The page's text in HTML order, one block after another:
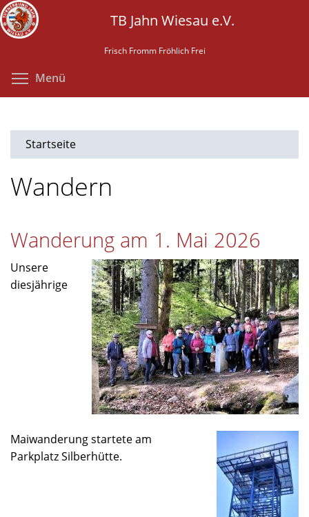
Direkt
zum
Inhalt
TB Jahn Wiesau e.V.
Frisch Fromm Fröhlich Frei
Menü
Startseite
Wandern
Wanderung am 1. Mai 2026
Unsere
diesjährige
Maiwanderung startete am
Parkplatz Silberhütte.